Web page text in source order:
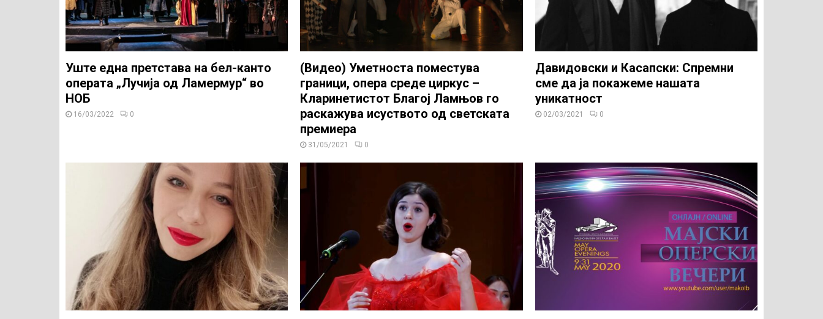
Уште една претстава на бел-канто
операта „Лучија од Ламермур“ во
НОБ
16/03/2022 0
(Видео) Уметноста поместува
граници, опера среде циркус –
Кларинетистот Благој Ламњов го
раскажува исуството од светската
премиера
31/05/2021 0
Давидовски и Касапски: Спремни
сме да ја покажеме нашата
уникатност
02/03/2021 0